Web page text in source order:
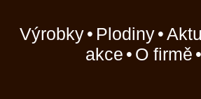
Výrobky• Plodiny•
akce • O firmě •